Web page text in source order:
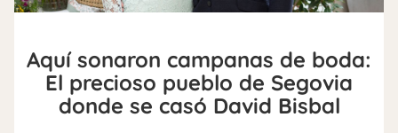
Aquí sonaron campanas de boda:
El precioso pueblo de Segovia
donde se casó David Bisbal